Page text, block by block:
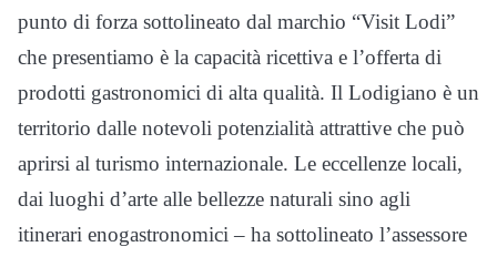
punto di forza sottolineato dal marchio “Visit Lodi”
che presentiamo è la capacità ricettiva e l’offerta di
prodotti gastronomici di alta qualità. Il Lodigiano è un
territorio dalle notevoli potenzialità attrattive che può
aprirsi al turismo internazionale. Le eccellenze locali,
dai luoghi d’arte alle bellezze naturali sino agli
itinerari enogastronomici – ha sottolineato l’assessore